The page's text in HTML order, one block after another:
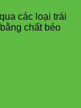
các loại trái
chất béo